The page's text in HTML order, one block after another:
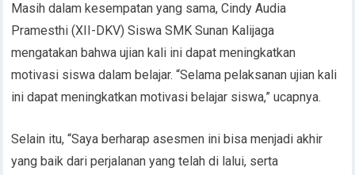
Masih dalam kesempatan yang sama, Cindy Audia
Pramesthi (XII-DKV) Siswa SMK Sunan Kalijaga
mengatakan bahwa ujian kali ini dapat meningkatkan
motivasi siswa dalam belajar. “Selama pelaksanan ujian kali
ini dapat meningkatkan motivasi belajar siswa,” ucapnya.
Selain itu, “Saya berharap asesmen ini bisa menjadi akhir
yang baik dari perjalanan yang telah di lalui, serta